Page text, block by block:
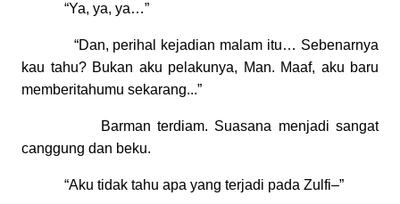
“Ya, ya, ya…”
“Dan, perihal kejadian malam itu… Sebenarnya
kau tahu? Bukan aku pelakunya, Man. Maaf, aku baru
memberitahumu sekarang...”
Barman terdiam. Suasana menjadi sangat
canggung dan beku.
“Aku tidak tahu apa yang terjadi pada Zulfi–”